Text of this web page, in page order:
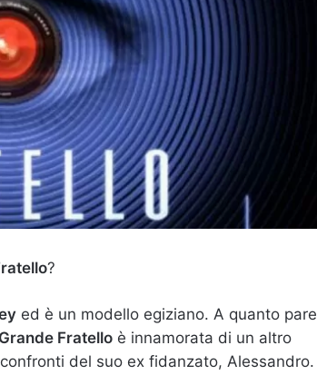
?
ed è un modello egiziano. A quanto pare
Grande Fratello è innamorata di un altro
del suo ex fidanzato, Alessandro.